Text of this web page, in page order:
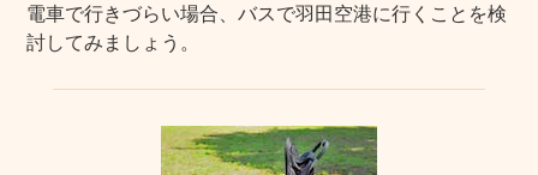
電車で行きづらい場合、バスで羽田空港に行くことを検
討してみましょう。